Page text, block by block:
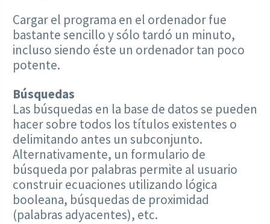
Cargar el programa en el ordenador fue
bastante sencillo y sólo tardó un minuto,
incluso siendo éste un ordenador tan poco
potente.
Búsquedas
Las búsquedas en la base de datos se pueden
hacer sobre todos los títulos existentes o
delimitando antes un subconjunto.
Alternativamente, un formulario de
búsqueda por palabras permite al usuario
construir ecuaciones utilizando lógica
booleana, búsquedas de proximidad
(palabras adyacentes), etc.